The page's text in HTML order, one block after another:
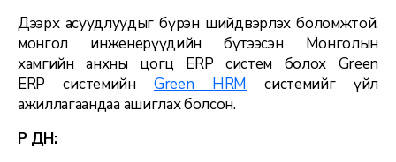
Дээрх асуудлуудыг бүрэн шийдвэрлэх боломжтой,
монгол инженерүүдийн бүтээсэн Монголын
хамгийн анхны цогц ERP систем болох Green
ERP системийнGreen HRM системийг үйл
ажиллагаандаа ашиглах болсон.
ҮР ДҮН: